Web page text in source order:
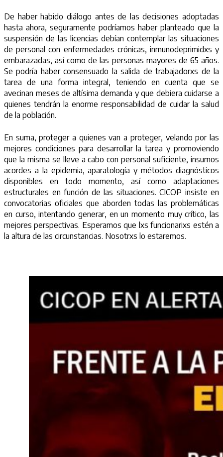
De haber habido diálogo antes de las decisiones adoptadas
hasta ahora, seguramente podríamos haber planteado que la
suspensión de las licencias debían contemplar las situaciones
de personal con enfermedades crónicas, inmunodeprimidxs y
embarazadas, así como de las personas mayores de 65 años.
Se podría haber consensuado la salida de trabajadorxs de la
tarea de una forma integral, teniendo en cuenta que se
avecinan meses de altísima demanda y que debiera cuidarse a
quienes tendrán la enorme responsabilidad de cuidar la salud
de la población.
En suma, proteger a quienes van a proteger, velando por las
mejores condiciones para desarrollar la tarea y promoviendo
que la misma se lleve a cabo con personal suficiente, insumos
acordes a la epidemia, aparatología y métodos diagnósticos
disponibles en todo momento, así como adaptaciones
estructurales en función de las situaciones. CICOP insiste en
convocatorias oficiales que aborden todas las problemáticas
en curso, intentando generar, en un momento muy crítico, las
mejores perspectivas. Esperamos que lxs funcionarixs estén a
la altura de las circunstancias. Nosotrxs lo estaremos.